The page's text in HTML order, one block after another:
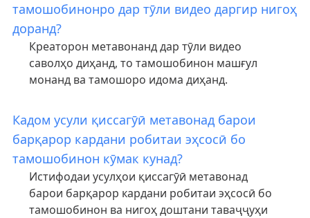
тамошобинонро дар тӯли видео даргир нигоҳ
доранд?
Креаторон метавонанд дар тӯли видео
саволҳо диҳанд, то тамошобинон машғул
монанд ва тамошоро идома диҳанд.
Кадом усули қиссагӯӣ метавонад барои
барқарор кардани робитаи эҳсосӣ бо
тамошобинон кӯмак кунад?
Истифодаи усулҳои қиссагӯӣ метавонад
барои барқарор кардани робитаи эҳсосӣ бо
тамошобинон ва нигоҳ доштани таваҷҷуҳи